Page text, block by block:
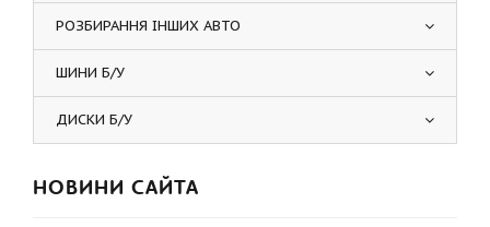
РОЗБИРАННЯ ІНШИХ АВТО
ШИНИ Б/У
ДИСКИ Б/У
НОВИНИ САЙТА